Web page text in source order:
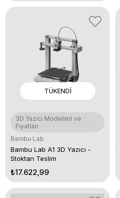
TÜKENDI
3D Yazıcı Modelleri ve
Fiyatları
Bambu Lab
Bambu Lab A1 3D Yazıcı -
Stoktan Teslim
₺17.622,99